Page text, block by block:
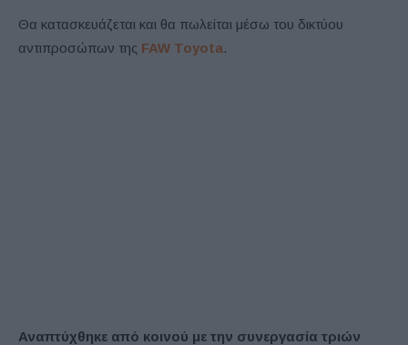
Θα κατασκευάζεται και θα πωλείται μέσω του δικτύου
αντιπροσώπων της FAW Toyota.
Αναπτύχθηκε από κοινού με την συνεργασία τριών